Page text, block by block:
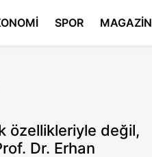
SPOR MAGAZİN
özellikleriyle değil,
Dr. Erhan